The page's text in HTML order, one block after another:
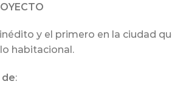
y el primero en la ciudad
habitacional.
de: